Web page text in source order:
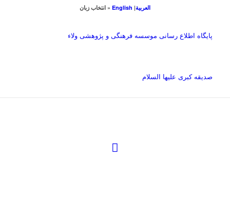
العربیة|
English « انتخاب زبان
پایگاه اطلاع رسانی موسسه فرهنگی و پژوهشی ولاء
صدیقه کبری علیها السلام